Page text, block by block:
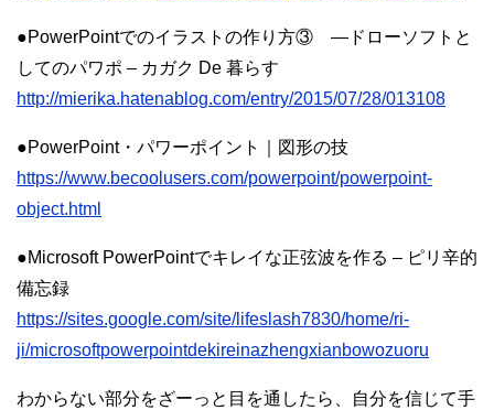
●PowerPointでのイラストの作り方③ ―ドローソフトと
してのパワポ – カガク De 暮らす
http://mierika.hatenablog.com/entry/2015/07/28/013108
●PowerPoint・パワーポイント｜図形の技
https://www.becoolusers.com/powerpoint/powerpoint-
object.html
●Microsoft PowerPointでキレイな正弦波を作る – ピリ辛的
備忘録
https://sites.google.com/site/lifeslash7830/home/ri-
ji/microsoftpowerpointdekireinazhengxianbowozuoru
わからない部分をざーっと目を通したら、自分を信じて手